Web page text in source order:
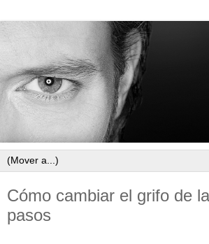
Cómo cambiar el grifo de
pasos